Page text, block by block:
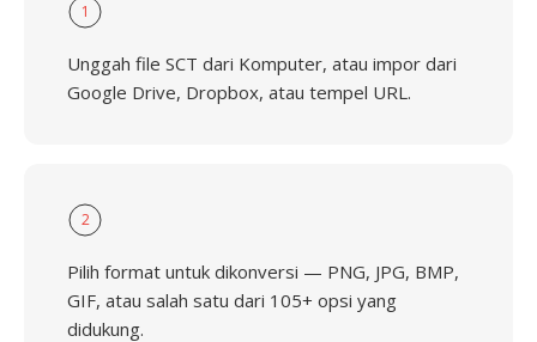
1
Unggah file SCT dari Komputer, atau impor dari
Google Drive, Dropbox, atau tempel URL.
2
Pilih format untuk dikonversi — PNG, JPG, BMP,
GIF, atau salah satu dari 105+ opsi yang
didukung.